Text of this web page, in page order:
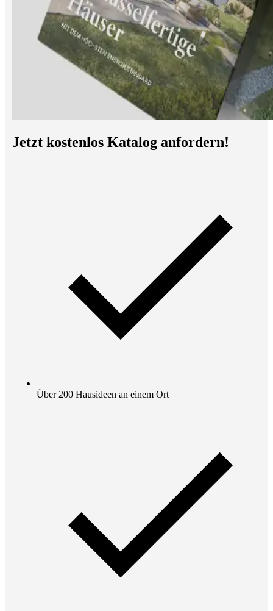
Jetzt kostenlos Katalog anfordern!
Über 200 Hausideen an einem Ort